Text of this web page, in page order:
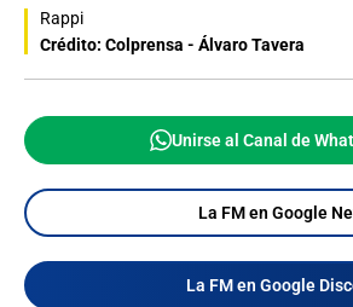
Rappi
Crédito: Colprensa - Álvaro Tavera
Unirse al Canal de
La FM en Google
La FM en Google